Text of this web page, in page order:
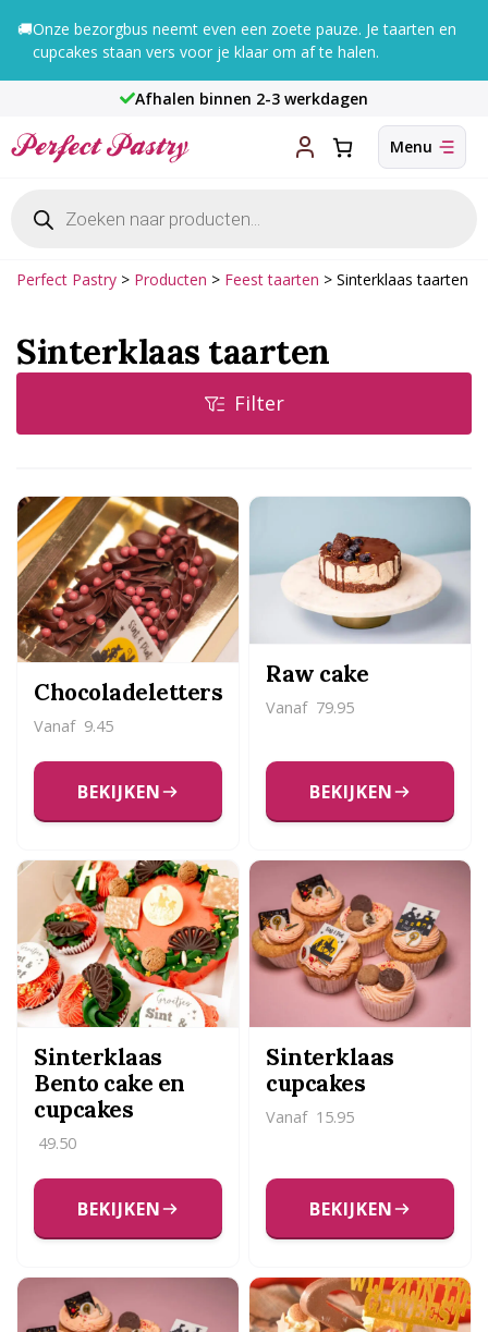
naar
🚚Onze bezorgbus neemt even een zoete pauze. Je taarten en
cupcakes staan vers voor je klaar om af te halen.
Afhalen binnen 2-3 werkdagen
zoeken
Perfect Pastry > Producten > Feest taarten > Sinterklaas taarten
Sinterklaas taarten
Filter
Chocoladeletters
Vanaf 9.45
BEKIJKEN
Raw cake
Vanaf 79.95
BEKIJKEN
Sinterklaas
Bento cake en
cupcakes
49.50
BEKIJKEN
Sinterklaas
cupcakes
Vanaf 15.95
BEKIJKEN